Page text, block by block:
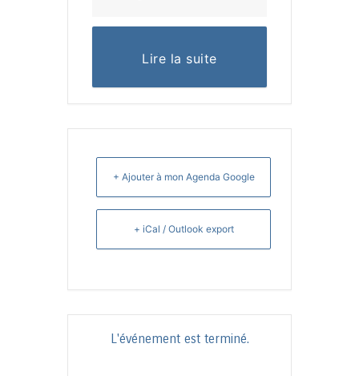
Lire la suite
+ Ajouter à mon Agenda Google
+ iCal / Outlook export
L'événement est terminé.